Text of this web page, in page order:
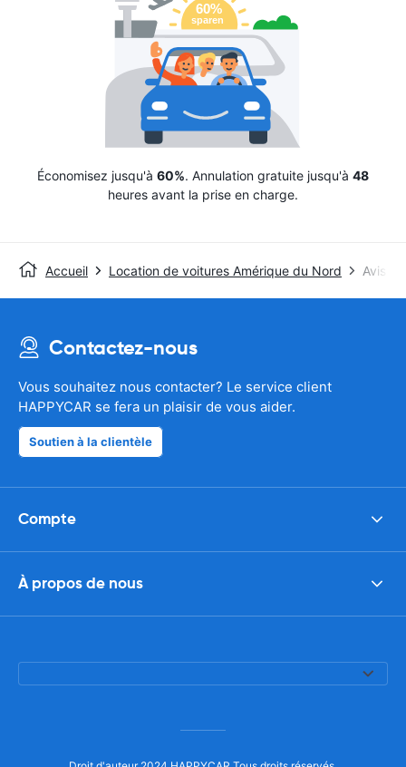
Économisez jusqu'à 60%. Annulation gratuite jusqu'à 48
heures avant la prise en charge.
Accueil Location de voitures Amérique du Nord Avis
Contactez-nous
Vous souhaitez nous contacter? Le service client
HAPPYCAR se fera un plaisir de vous aider.
Soutien à la clientèle
Compte
À propos de nous